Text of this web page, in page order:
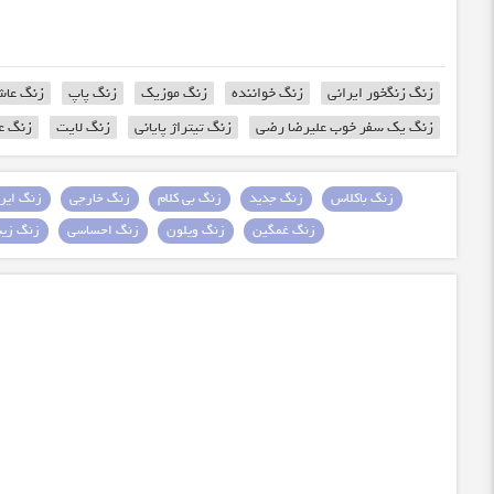
زنگ زنگخور ایرانی زنگ خواننده زنگ موزیک زنگ پاپ زنگ
زنگ یک سفر خوب علیرضا رضی
زنگ تیتراژ پایانی زنگ لایت زنگ
زنگ باکلاس زنگ جدید زنگ بی کلام زنگ خارجی زنگ
زنگ غمگین
زنگ ویلون زنگ احساسی زنگ